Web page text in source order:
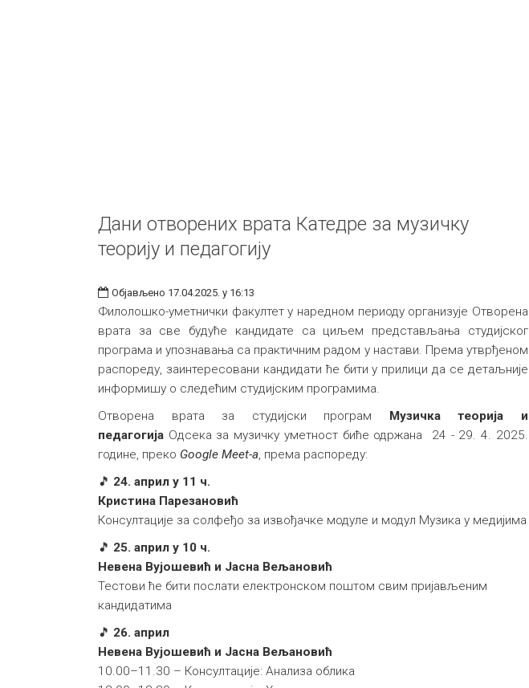
Дани отворених врата Катедре за музичку
теорију и педагогију
Објављено 17.04.2025. у 16:13
Филолошко-уметнички факултет у наредном периоду организује Отворена
врата за све будуће кандидате са циљем представљања студијског
програма и упознавања са практичним радом у настави. Према утврђеном
распореду, заинтересовани кандидати ће бити у прилици да се детаљније
информишу о следећим студијским програмима.
Отворена врата за студијски програм
Музичка теорија и
педагогија Одсека за музичку уметност биће одржана 24 - 29. 4. 2025.
године, преко Google Meet-a, према распореду:
🎵 24. април у 11 ч.
Кристина Парезановић
Консултације за солфеђо за извођачке модуле и модул Музика у медијима
🎵 25. април у 10 ч.
Невена Вујошевић и Јасна Вељановић
Тестови ће бити послати електронском поштом свим пријављеним
кандидатима
🎵 26. април
Невена Вујошевић и Јасна Вељановић
10.00–11.30 – Консултације: Анализа облика